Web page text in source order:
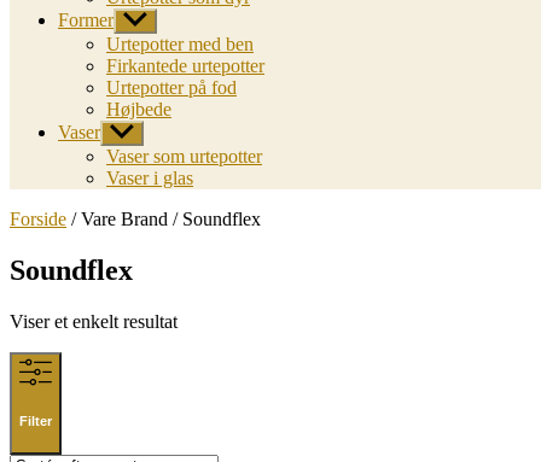
Former Vis
undermenu
Urtepotter med ben
Firkantede urtepotter
Urtepotter på fod
Højbede
Vaser Vis
undermenu
Vaser som urtepotter
Vaser i glas
Forside / Vare Brand / Soundflex
Soundflex
Viser et enkelt resultat
Filter